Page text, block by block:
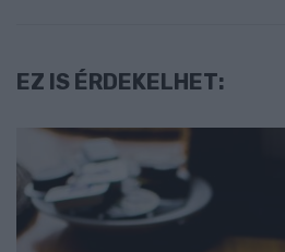
EZ IS ÉRDEKELHET: